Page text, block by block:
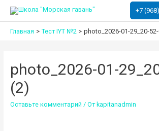
+7
Главная Тест IYT №2 photo_2026-01-29_20-
photo_2026-01-
(2)
Оставьте комментарий / От kapitanadmin